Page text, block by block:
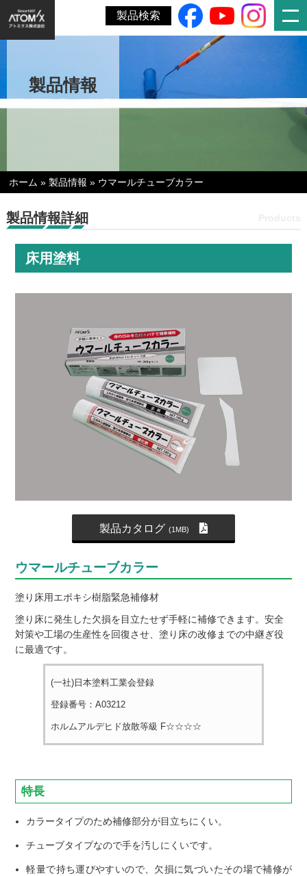
製品検索
製品情報
ホーム »製品情報 » ウマールチューブカラー
製品情報詳細
床用塗料
製品カタログ (1MB)
ウマールチューブカラー
塗り床用エポキシ樹脂緊急補修材
塗り床に発生した欠損を目立たせず手軽に補修できます。安全
対策や工場の生産性を回復させ、塗り床の改修までの中継ぎ役
に最適です。
(一社)日本塗料工業会登録
登録番号：A03212
ホルムアルデヒド放散等級 F☆☆☆☆
特長
カラータイプのため補修部分が目立ちにくい。
チューブタイプなので手を汚しにくいです。
軽量で持ち運びやすいので、欠損に気づいたその場で補修が